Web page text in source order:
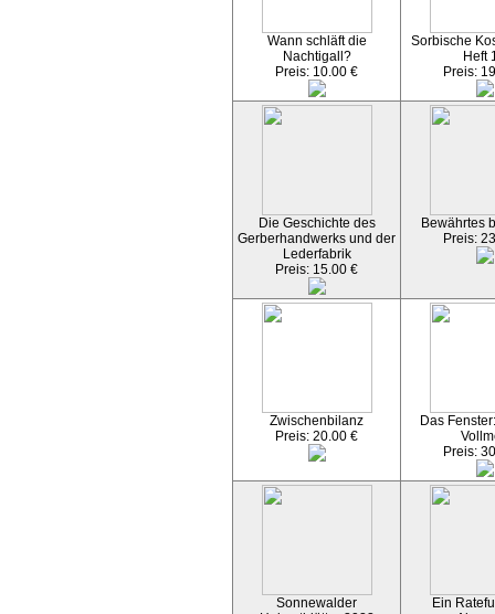
Wann schläft die
Nachtigall?
Preis: 10.00 €
Sorbische
Heft
Preis:
Die Geschichte des
Gerberhandwerks und der
Lederfabrik
Preis: 15.00 €
Bewährtes
Preis:
Zwischenbilanz
Preis: 20.00 €
Das
Preis:
Sonnewalder
Ein